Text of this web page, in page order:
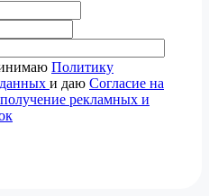
Политику
и даю Согласие на
получение рекламных и